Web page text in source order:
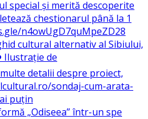
„Odiseea” într-un spe